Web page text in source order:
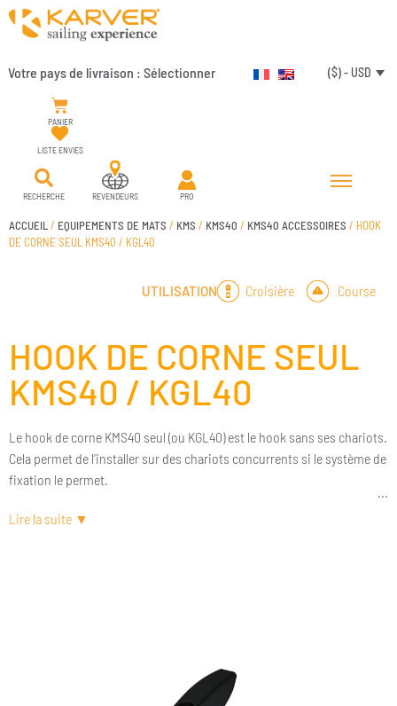
Votre pays de livraison : Sélectionner ($) - USD
PANIER
LISTE ENVIES
RECHERCHE REVENDEURS PRO
ACCUEIL / EQUIPEMENTS DE MATS / KMS / KMS40 / KMS40 ACCESSOIRES / HOOK
DE CORNE SEUL KMS40 / KGL40
UTILISATION Croisière Course
HOOK DE CORNE SEUL
KMS40 / KGL40
Le hook de corne KMS40 seul (ou KGL40) est le hook sans ses chariots.
Cela permet de l’installer sur des chariots concurrents si le système de
fixation le permet.